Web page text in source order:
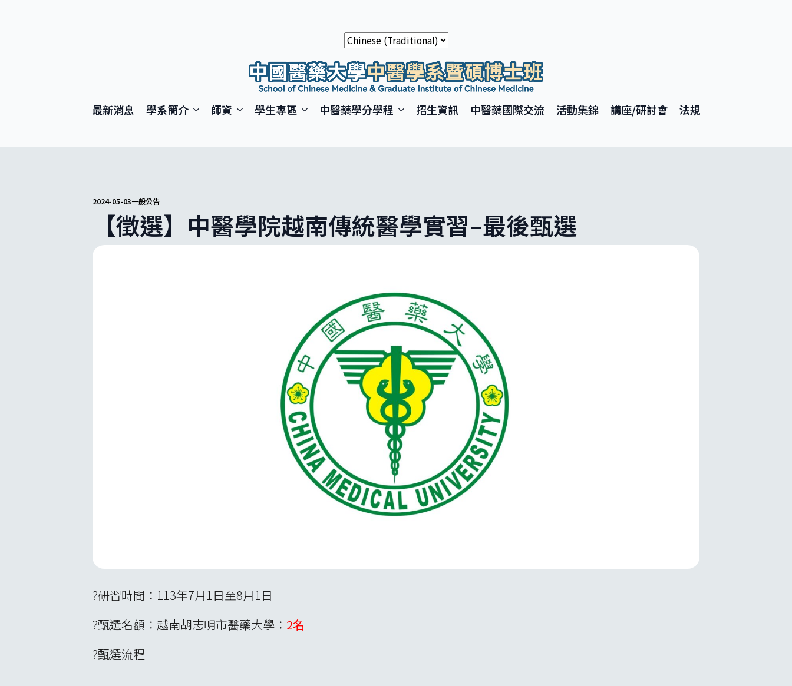
最新消息 學系簡介 師資 學生專區 中醫藥學分學程 招生資訊 中醫藥國際交流 活動集錦 講座/研討會 法規
2024-05-03一般公告
【徵選】中醫學院越南傳統醫學實習–最後甄選
?研習時間：113年7月1日至8月1日
?甄選名額：越南胡志明市醫藥大學： 2名
?甄選流程